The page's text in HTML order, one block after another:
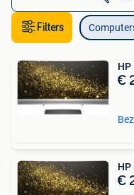
Filters
HP
€
HP
€